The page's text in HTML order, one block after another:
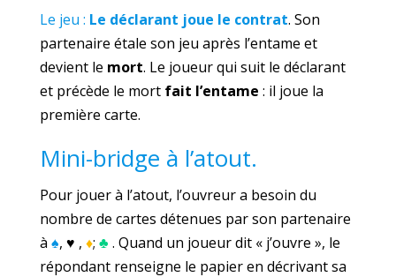
Le jeu : Le déclarant joue le contrat. Son
partenaire étale son jeu après l’entame et
devient le mort. Le joueur qui suit le déclarant
et précède le mort fait l’entame : il joue la
première carte.
Mini-bridge à l’atout.
Pour jouer à l’atout, l’ouvreur a besoin du
nombre de cartes détenues par son partenaire
à ♠, ♥ , ♦; ♣ . Quand un joueur dit « j’ouvre », le
répondant renseigne le papier en décrivant sa